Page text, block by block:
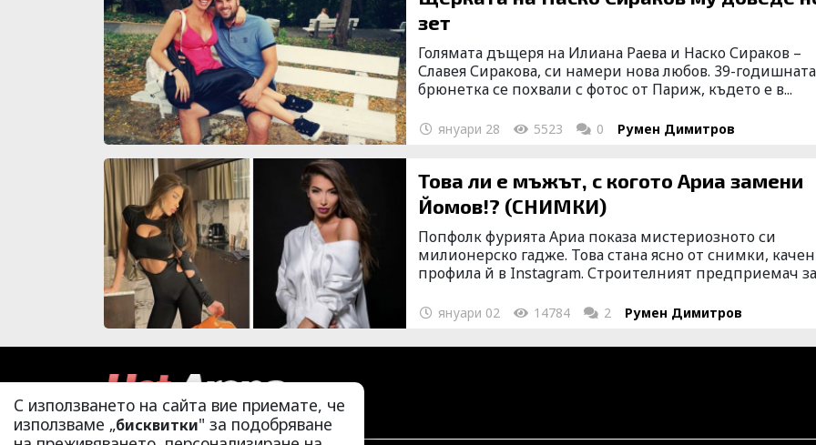
зет
Голямата дъщеря на Илиана Раева и Наско Сираков –
Славея Сиракова, си намери нова любов. 39-годишната
брюнетка се похвали с фотос от Париж, където е в...
януари 28 5523 0 Румен Димитров
Това ли е мъжът, с когото Ариа замени
Йомов!? (СНИМКИ)
Попфолк фурията Ариа показа мистериозното си
милионерско гадже. Това стана ясно от снимки,
профила й в Instagram. Строителният предприемач
януари 02 14784 2 Румен Димитров
С използването на сайта вие приемате, че
използваме „бисквитки" за подобряване